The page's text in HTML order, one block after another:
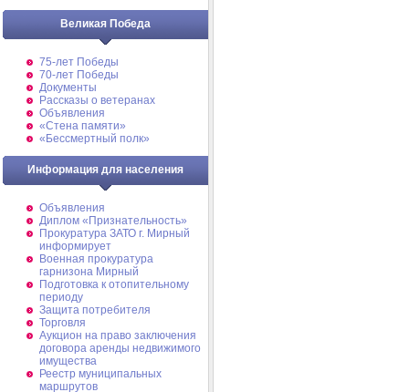
Великая Победа
75-лет Победы
70-лет Победы
Документы
Рассказы о ветеранах
Объявления
«Стена памяти»
«Бессмертный полк»
Информация для населения
Объявления
Диплом «Признательность»
Прокуратура ЗАТО г. Мирный
информирует
Военная прокуратура
гарнизона Мирный
Подготовка к отопительному
периоду
Защита потребителя
Торговля
Аукцион на право заключения
договора аренды недвижимого
имущества
Реестр муниципальных
маршрутов